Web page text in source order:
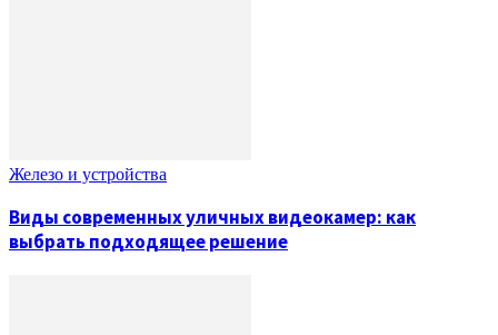
Железо и устройства
Виды современных уличных видеокамер: как
выбрать подходящее решение